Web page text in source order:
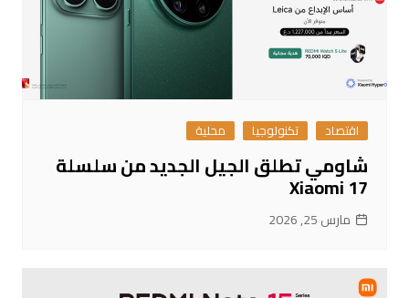
اقتصاد تكنولوجيا محلية
شاومي تطلق الجيل الجديد من سلسلة
Xiaomi 17
مارس 25, 2026